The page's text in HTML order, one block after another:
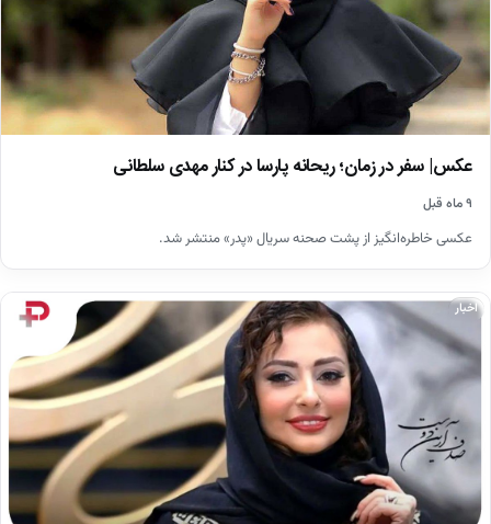
عکس| سفر در زمان؛ ریحانه پارسا در کنار مهدی سلطانی
۹ ماه قبل
عکسی خاطره‌انگیز از پشت صحنه سریال «پدر» منتشر شد.
اخبار